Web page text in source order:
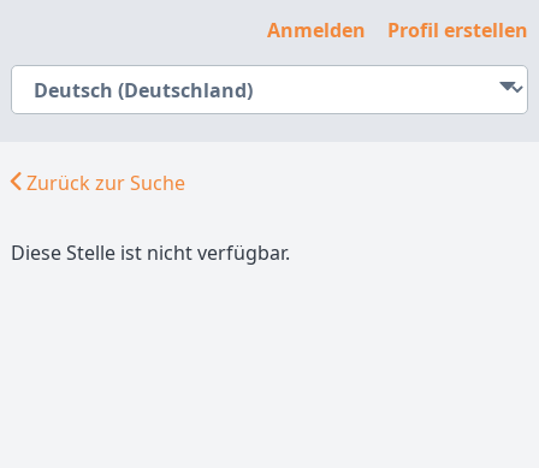
Anmelden Profil erstellen
Zurück zur Suche
Diese Stelle ist nicht verfügbar.